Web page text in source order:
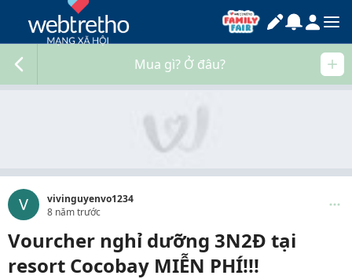
Mua gì? Ở đâu?
V
vivinguyenvo1234
8 năm trước
Vourcher nghỉ dưỡng 3N2Đ tại
resort Cocobay MIỄN PHÍ!!!